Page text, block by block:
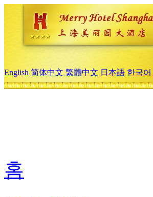
English 简体中文 繁體中文 日本語 한국어
홈